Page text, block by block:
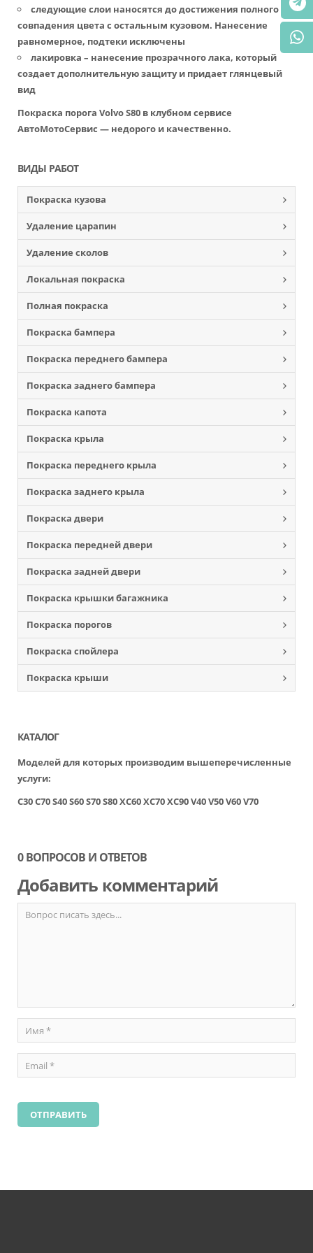
следующие слои наносятся до достижения полного
совпадения цвета с остальным кузовом. Нанесение
равномерное, подтеки исключены
лакировка – нанесение прозрачного лака, который
создает дополнительную защиту и придает глянцевый
вид
Покраска порога Volvo S80 в клубном сервисе
АвтоМотоСервис — недорого и качественно.
ВИДЫ РАБОТ
Покраска кузова
Удаление царапин
Удаление сколов
Локальная покраска
Полная покраска
Покраска бампера
Покраска переднего бампера
Покраска заднего бампера
Покраска капота
Покраска крыла
Покраска переднего крыла
Покраска заднего крыла
Покраска двери
Покраска передней двери
Покраска задней двери
Покраска крышки багажника
Покраска порогов
Покраска спойлера
Покраска крыши
КАТАЛОГ
Моделей для которых производим вышеперечисленные
услуги:
C30C70S40S60S70S80XC60XC70XC90V40V50V60V70
0 ВОПРОСОВ И ОТВЕТОВ
Добавить комментарий